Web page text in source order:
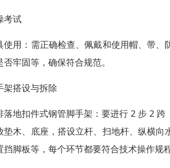
考试
使用：需正确检查、佩戴和使用帽、带
否牢固等，确保符合规范。
架搭设与拆除
落地扣件式钢管脚手架：要进行 2 步 2
垫木、底座，搭设立杆、扫地杆、纵横
挡脚板等，每个环节都要符合技术操作规